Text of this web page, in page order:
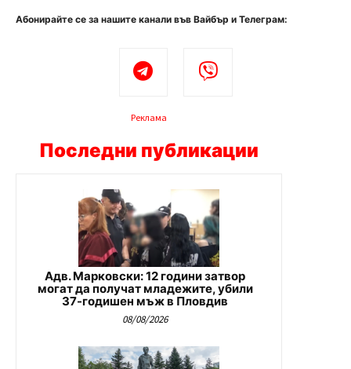
Абонирайте се за нашите канали във Вайбър и Телеграм:
Реклама
Последни публикации
Адв. Марковски: 12 години затвор
могат да получат младежите, убили
37-годишен мъж в Пловдив
08/08/2026